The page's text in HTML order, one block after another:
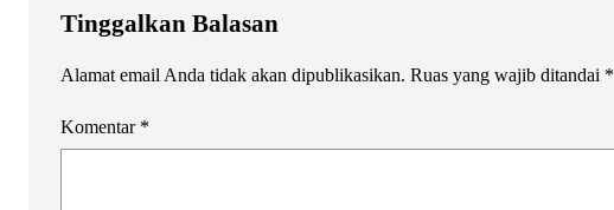
Tinggalkan Balasan
Alamat email Anda tidak akan dipublikasikan. Ruas yang wajib ditandai *
Komentar *